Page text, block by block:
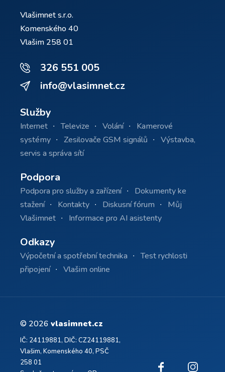
Vlašimnet s.r.o.
Komenského 40
Vlašim 258 01
326 551 005
info@vlasimnet.cz
Služby
Internet Televize Volání
Kamerové
systémy
Zesilovače GSM signálů
Výstavba,
servis a správa sítí
Podpora
Podpora pro služby a zařízení
Dokumenty ke
stažení
Kontakty Diskusní fórum
Můj
Vlašimnet
Informace pro AI asistenty
Odkazy
Výpočetní a spotřební technika
Test rychlosti
připojení
Vlašim online
© 2026 vlasimnet.cz
IČ: 24119881, DIČ: CZ24119881,
Vlašim, Komenského 40, PSČ
258 01